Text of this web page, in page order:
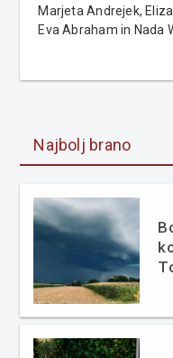
Marjeta Andrejek,
Eva Abraham in Nada
Najbolj brano